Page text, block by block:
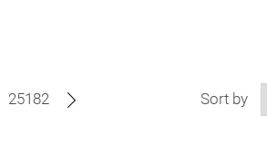
25182 Sort by